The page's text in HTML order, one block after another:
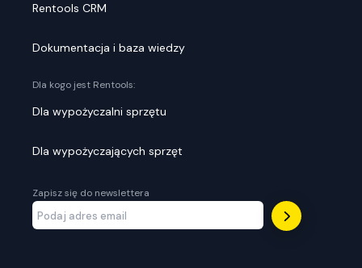
Rentools CRM
Dokumentacja i baza wiedzy
Dla kogo jest Rentools:
Dla wypożyczalni sprzętu
Dla wypożyczających sprzęt
Zapisz się do newslettera